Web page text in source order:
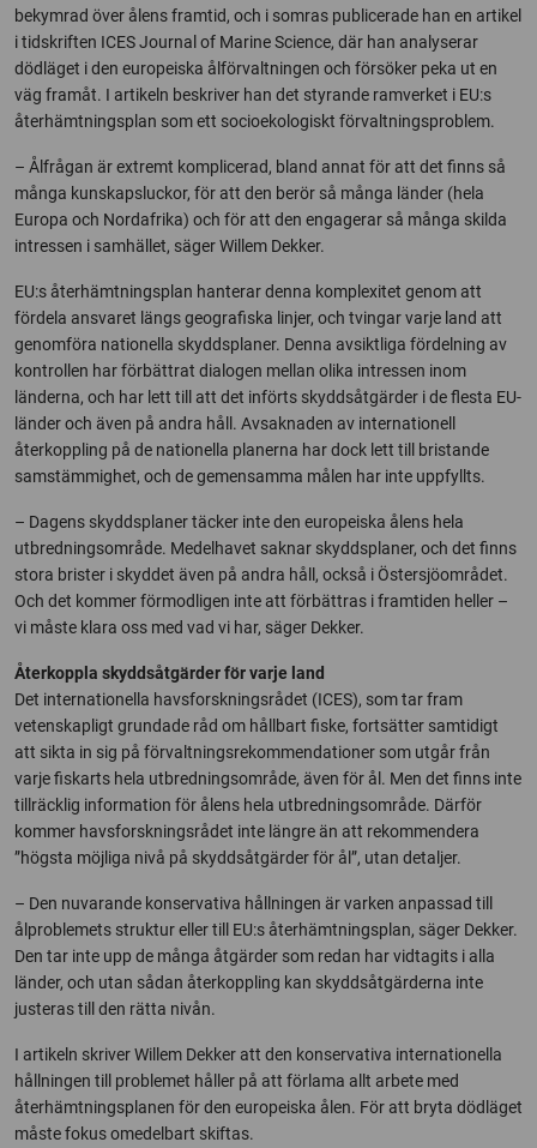
bekymrad över ålens framtid, och i somras publicerade han en artikel
i tidskriften ICES Journal of Marine Science, där han analyserar
dödläget i den europeiska ålförvaltningen och försöker peka ut en
väg framåt. I artikeln beskriver han det styrande ramverket i EU:s
återhämtningsplan som ett socioekologiskt förvaltningsproblem.
– Ålfrågan är extremt komplicerad, bland annat för att det finns så
många kunskapsluckor, för att den berör så många länder (hela
Europa och Nordafrika) och för att den engagerar så många skilda
intressen i samhället, säger Willem Dekker.
EU:s återhämtningsplan hanterar denna komplexitet genom att
fördela ansvaret längs geografiska linjer, och tvingar varje land att
genomföra nationella skyddsplaner. Denna avsiktliga fördelning av
kontrollen har förbättrat dialogen mellan olika intressen inom
länderna, och har lett till att det införts skyddsåtgärder i de flesta EU-
länder och även på andra håll. Avsaknaden av internationell
återkoppling på de nationella planerna har dock lett till bristande
samstämmighet, och de gemensamma målen har inte uppfyllts.
– Dagens skyddsplaner täcker inte den europeiska ålens hela
utbredningsområde. Medelhavet saknar skyddsplaner, och det finns
stora brister i skyddet även på andra håll, också i Östersjöområdet.
Och det kommer förmodligen inte att förbättras i framtiden heller –
vi måste klara oss med vad vi har, säger Dekker.
Återkoppla skyddsåtgärder för varje land
Det internationella havsforskningsrådet (ICES), som tar fram
vetenskapligt grundade råd om hållbart fiske, fortsätter samtidigt
att sikta in sig på förvaltningsrekommendationer som utgår från
varje fiskarts hela utbredningsområde, även för ål. Men det finns inte
tillräcklig information för ålens hela utbredningsområde. Därför
kommer havsforskningsrådet inte längre än att rekommendera
”högsta möjliga nivå på skyddsåtgärder för ål”, utan detaljer.
– Den nuvarande konservativa hållningen är varken anpassad till
ålproblemets struktur eller till EU:s återhämtningsplan, säger Dekker.
Den tar inte upp de många åtgärder som redan har vidtagits i alla
länder, och utan sådan återkoppling kan skyddsåtgärderna inte
justeras till den rätta nivån.
I artikeln skriver Willem Dekker att den konservativa internationella
hållningen till problemet håller på att förlama allt arbete med
återhämtningsplanen för den europeiska ålen. För att bryta dödläget
måste fokus omedelbart skiftas.